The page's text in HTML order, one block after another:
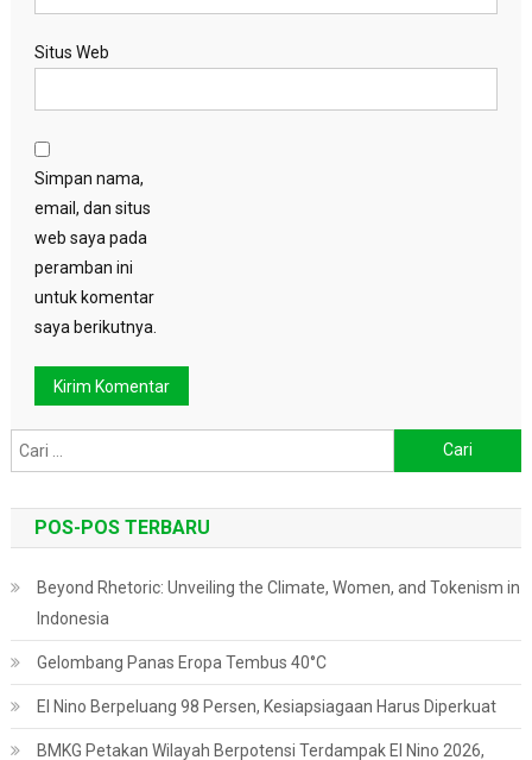
Situs Web
Simpan nama,
email, dan situs
web saya pada
peramban ini
untuk komentar
saya berikutnya.
untuk:
POS-POS TERBARU
Beyond Rhetoric: Unveiling the Climate, Women, and Tokenism in
Indonesia
Gelombang Panas Eropa Tembus 40°C
El Nino Berpeluang 98 Persen, Kesiapsiagaan Harus Diperkuat
BMKG Petakan Wilayah Berpotensi Terdampak El Nino 2026,